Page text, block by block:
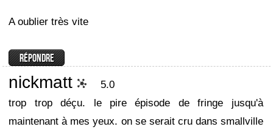
A oublier très vite
nickmatt
5.0
trop trop déçu. le pire épisode de fringe jusqu'à
maintenant à mes yeux. on se serait cru dans smallville